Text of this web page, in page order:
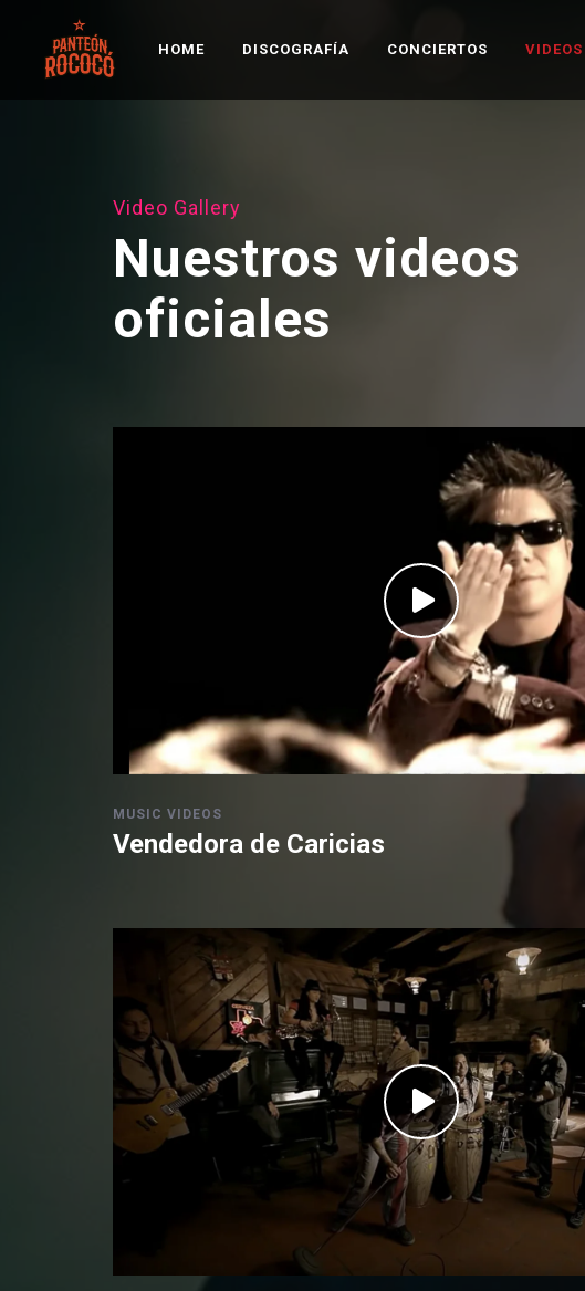
HOME DISCOGRAFÍA CONCIERTOS VIDEOS
Video Gallery
Nuestros videos
oficiales
MUSIC VIDEOS
Vendedora de Caricias